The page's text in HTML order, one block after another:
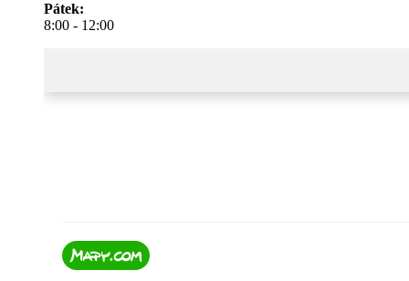
Pátek:
8:00 - 12:00